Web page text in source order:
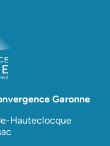
Garonne
Hauteclocque